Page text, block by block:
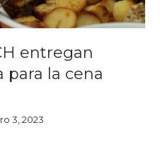
entregan
la cena
3, 2023